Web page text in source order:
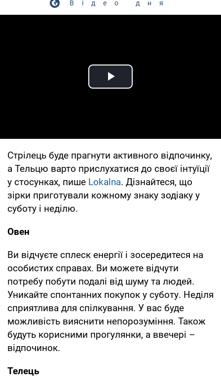
Відео дня
Play Video
Стрілець буде прагнути активного відпочинку,
а Тельцю варто прислухатися до своєї інтуїції
у стосунках, пише Lokalna. Дізнайтеся, що
зірки приготували кожному знаку зодіаку у
суботу і неділю.
Овен
Ви відчуєте сплеск енергії і зосередитеся на
особистих справах. Ви можете відчути
потребу побути подалі від шуму та людей.
Уникайте спонтанних покупок у суботу. Неділя
сприятлива для спілкування. У вас буде
можливість вияснити непорозуміння. Також
будуть корисними прогулянки, а ввечері –
відпочинок.
Телець